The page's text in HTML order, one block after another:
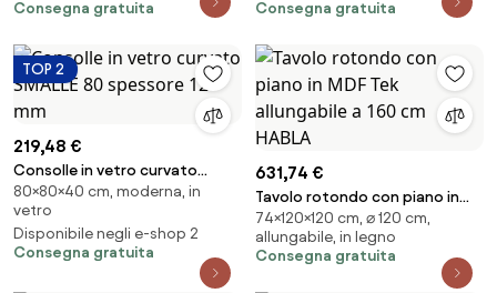
Consegna gratuita
Consegna gratuita
TOP 2
219,48 €
Consolle in vetro curvato
SMALLE 80 spessore 12 mm
80×80×40 cm, moderna, in
vetro
Disponibile negli e-shop 2
Consegna gratuita
631,74 €
Tavolo rotondo con piano in
MDF Tek allungabile a 160 cm
HABLA
74×120×120 cm, ⌀ 120 cm,
allungabile, in legno
Consegna gratuita